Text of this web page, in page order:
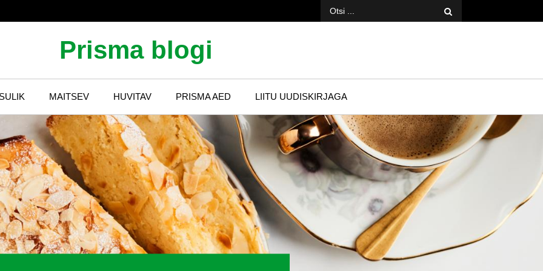
Otsi:
Prisma blogi
MAITSEV HUVITAV PRISMA AED LIITU UUDISKIRJAGA